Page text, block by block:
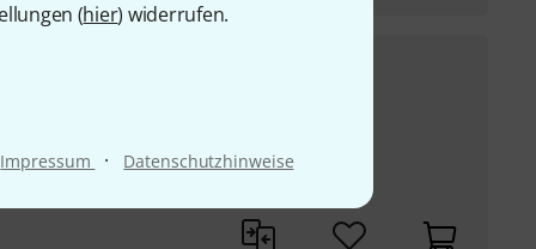
(hier) widerrufen.
Impressum · Datenschutzhinweise
1" Hochtöner